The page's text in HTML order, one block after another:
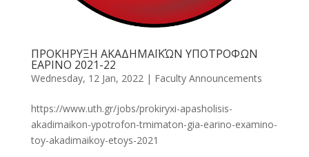
ΠΡΟΚΗΡΥΞΗ ΑΚΑΔΗΜΑΪΚΏΝ ΥΠΟΤΡΟΦΩΝ
ΕΑΡΙΝΟ 2021-22
Wednesday, 12 Jan, 2022| Faculty Announcements
https://www.uth.gr/jobs/prokiryxi-apasholisis-
akadimaikon-ypotrofon-tmimaton-gia-earino-examino-
toy-akadimaikoy-etoys-2021